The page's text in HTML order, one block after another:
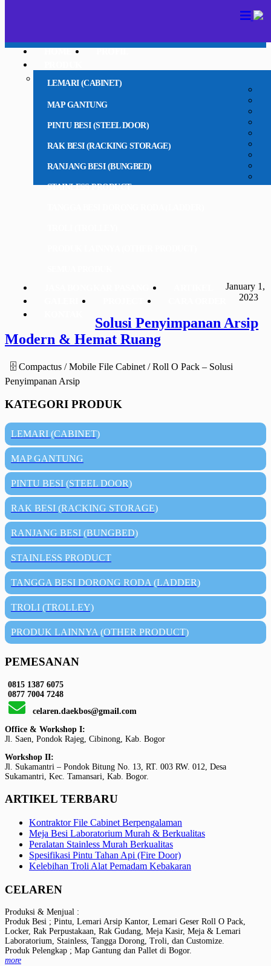
LEMARI (CABINET)
MAP GANTUNG
PINTU BESI (STEEL DOOR)
RAK BESI (RACKING STORAGE)
RANJANG BESI (BUNGBED)
STAINLESS PRODUCT
January 1,
2023
Solusi Penyimpanan Arsip
Modern & Hemat Ruang
🗄️ Compactus / Mobile File Cabinet / Roll O Pack – Solusi
Penyimpanan Arsip
KATEGORI PRODUK
LEMARI (CABINET)
MAP GANTUNG
PINTU BESI (STEEL DOOR)
RAK BESI (RACKING STORAGE)
RANJANG BESI (BUNGBED)
STAINLESS PRODUCT
TANGGA BESI DORONG RODA (LADDER)
TROLI (TROLLEY)
PRODUK LAINNYA (OTHER PRODUCT)
PEMESANAN
0815 1387 6075
0877 7004 7248
celaren.daekbos@gmail.com
Office & Workshop I:
Jl. Saen, Pondok Rajeg, Cibinong, Kab. Bogor
Workshop II:
Jl. Sukamantri – Pondok Bitung No. 13, RT. 003 RW. 012, Desa
Sukamantri, Kec. Tamansari, Kab. Bogor.
ARTIKEL TERBARU
Kontraktor File Cabinet Berpengalaman
Meja Besi Laboratorium Murah & Berkualitas
Peralatan Stainless Murah Berkualitas
Spesifikasi Pintu Tahan Api (Fire Door)
Kelebihan Troli Alat Pemadam Kebakaran
CELAREN
Produksi & Menjual :
Produk Besi ; Pintu, Lemari Arsip Kantor, Lemari Geser Roll O Pack,
Locker, Rak Perpustakaan, Rak Gudang, Meja Kasir, Meja & Lemari
Laboratorium, Stainless, Tangga Dorong, Troli, dan Customize.
Produk Pelengkap ; Map Gantung dan Pallet di Bogor.
more